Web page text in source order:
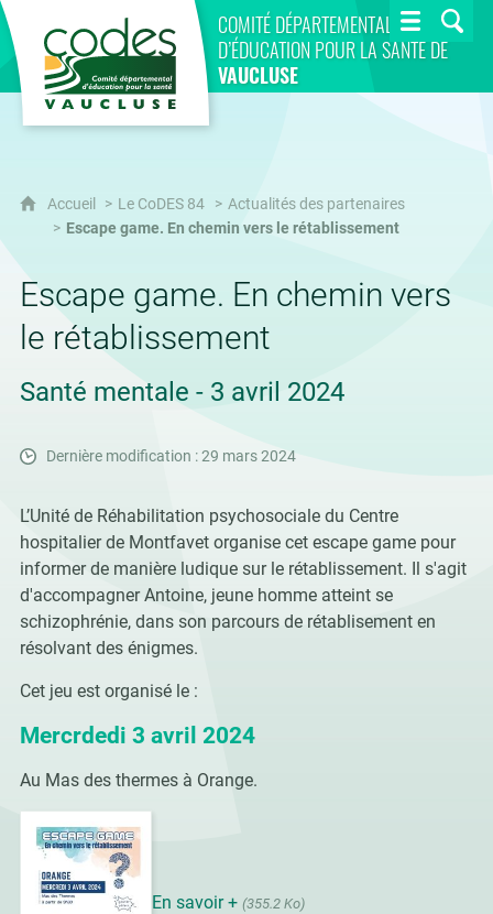
COMITÉ DÉPARTEMENTAL
D’ÉDUCATION POUR LA SANTÉ DE
VAUCLUSE
CoDES 84
Accueil Le CoDES 84
Actualités des partenaires
Escape game. En chemin vers le rétablissement
Escape game. En chemin vers
le rétablissement
Santé mentale - 3 avril 2024
Dernière modification : 29 mars 2024
L’Unité de Réhabilitation psychosociale du Centre
hospitalier de Montfavet organise cet escape game pour
informer de manière ludique sur le rétablissement. Il s'agit
d'accompagner Antoine, jeune homme atteint se
schizophrénie, dans son parcours de rétablisement en
résolvant des énigmes.
Cet jeu est organisé le :
Mercrdedi 3 avril 2024
Au Mas des thermes à Orange.
En savoir + (355.2 Ko)